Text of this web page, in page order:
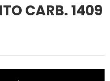
CARB. 1409